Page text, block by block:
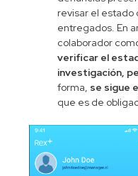
revisar el estado
entregados. En
colaborador
verificar el
investigación,
forma, se sigue
que es de